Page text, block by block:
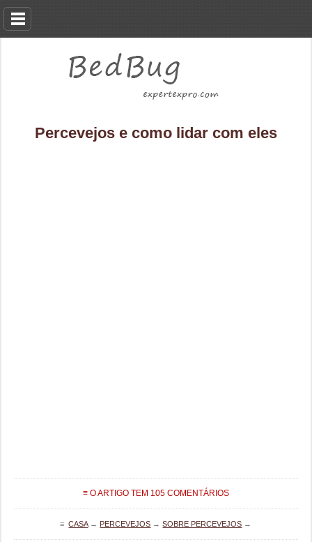
Percevejos e como lidar com eles
≡ O ARTIGO TEM 105 COMENTÁRIOS
≡CASA→ PERCEVEJOS →SOBRE PERCEVEJOS →